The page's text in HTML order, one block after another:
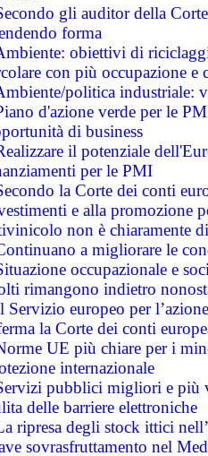
gli auditor della
forma
obiettivi di
con più occupazione e
politica industriale:
d'azione verde per le
di business
il potenziale
per le PMI
la Corte dei conti
e alla promozione
non è chiaramente
a migliorare le
occupazionale e
rimangono indietro
Servizio europeo per
la Corte dei conti
UE più chiare per i
internazionale
pubblici migliori e più
delle barriere elettroniche
ripresa degli stock ittici
sovrasfruttamento nel